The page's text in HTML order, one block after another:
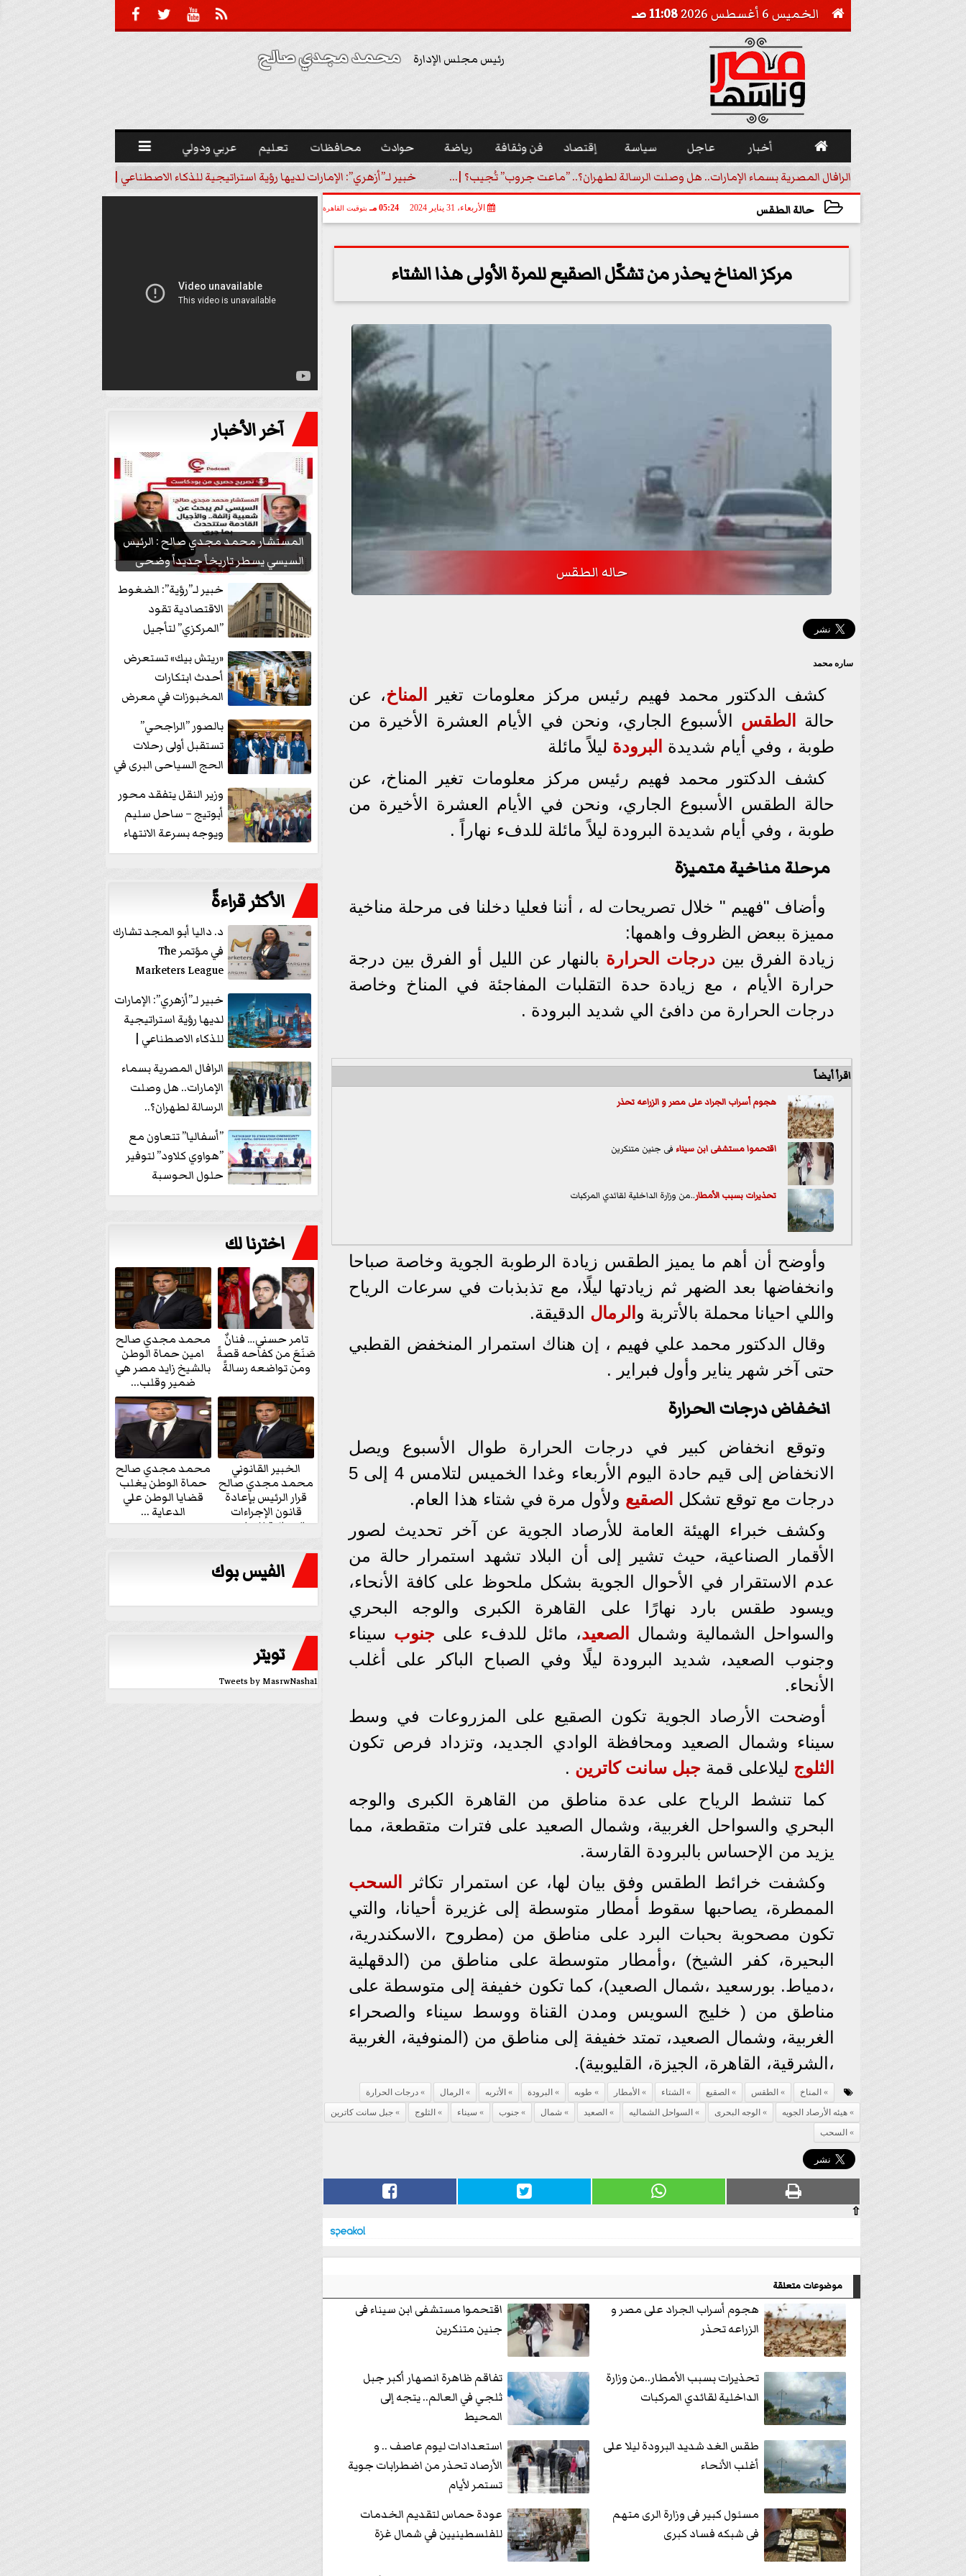
  

 الخميس 6 أغسطس 2026 11:08 صـ
رئيس مجلس الإدارة محمد مجدي صالح
 أخبار عاجل سياسة إقتصاد فن وثقافة رياضة حوادث محافظات تعليم عربي ودولي 
الرافال المصرية بسماء الإمارات.. هل وصلت الرسالة لطهران؟.. ”ماعت جروب” تُجيب؟ |... خبير لـ”أزهري”: الإمارات لديها رؤية استراتيجية للذكاء الاصطناعي | فيديو
حالة الطقس الأربعاء، 31 يناير 2024 05:24 مـ بتوقيت القاهرة
مركز المناخ يحذر من تشكّل الصقيع للمرة الأولى هذا الشتاء
حاله الطقس
ساره محمد
كشف الدكتور محمد فهيم رئيس مركز معلومات تغير المناخ، عن
حالة
الطقس الأسبوع الجاري، ونحن في الأيام العشرة الأخيرة من
طوبة ، وفي أيام شديدة البرودة ليلاً مائلة
كشف الدكتور محمد فهيم رئيس مركز معلومات تغير المناخ، عن
حالة الطقس الأسبوع الجاري، ونحن في الأيام العشرة الأخيرة من
طوبة ، وفي أيام شديدة البرودة ليلاً مائلة للدفء نهاراً .
مرحلة مناخية متميزة
وأضاف "فهيم " خلال تصريحات له ، أننا فعليا دخلنا فى مرحلة مناخية
مميزة ببعض الظروف واهمها:
زيادة الفرق بيندرجات الحرارة بالنهار عن الليل أو الفرق بين درجة
حرارة الأيام ، مع زيادة حدة التقلبات المفاجئة في المناخ وخاصة
درجات الحرارة من دافئ الي شديد البرودة .
اقرأ أيضاً
هجوم أسراب الجراد على مصر و الزراعه تحذر
اقتحموا مستشفى ابن سيناء فى جنين متنكرين
تحذيرات بسبب الأمطار..من وزارة الداخلية لقائدي المركبات
وأوضح أن أهم ما يميز الطقس زيادة الرطوبة الجوية وخاصة صباحا
وانخفاضها بعد الضهر ثم زيادتها ليلًا، مع تذبذبات في سرعات الرياح
واللي احيانا محملة بالأتربة و الرمال الدقيقة.
وقال الدكتور محمد علي فهيم ، إن هناك استمرار المنخفض القطبي
حتى آخر شهر يناير وأول فبراير .
انخفاض درجات الحرارة
وتوقع انخفاض كبير في درجات الحرارة طوال الأسبوع ويصل
الانخفاض إلى قيم حادة اليوم الأربعاء وغدا الخميس لتلامس 4 إلى 5
درجات مع توقع تشكل الصقيع ولأول مرة في شتاء هذا العام.
وكشف خبراء الهيئة العامة للأرصاد الجوية عن آخر تحديث لصور
الأقمار الصناعية، حيث تشير إلى أن البلاد تشهد استمرار حالة من
عدم الاستقرار في الأحوال الجوية بشكل ملحوظ على كافة الأنحاء،
ويسود طقس بارد نهارًا على القاهرة الكبرى والوجه البحري
والسواحل الشمالية وشمال
الصعيد، مائل للدفء على جنوب سيناء
وجنوب الصعيد، شديد البرودة ليلًا وفي الصباح الباكر على أغلب
الأنحاء.
أوضحت الأرصاد الجوية تكون الصقيع على المزروعات في وسط
سيناء وشمال الصعيد ومحافظة الوادي الجديد، وتزداد فرص تكون
الثلوج ليلاعلى قمة جبل سانت كاترين .
كما تنشط الرياح على عدة مناطق من القاهرة الكبرى والوجه
البحري والسواحل الغربية، وشمال الصعيد على فترات متقطعة، مما
يزيد من الإحساس بالبرودة القارسة.
وكشفت خرائط الطقس وفق بيان لها، عن استمرار تكاثر
السحب
الممطرة، يصاحبها سقوط أمطار متوسطة إلى غزيرة أحيانا، والتي
تكون مصحوبة بحبات البرد على مناطق من (مطروح ،الاسكندرية،
البحيرة، كفر الشيخ) ،وأمطار متوسطة على مناطق من (الدقهلية
،دمياط. بورسعيد ،شمال الصعيد)، كما تكون خفيفة إلى متوسطة على
مناطق من ( خليج السويس ومدن القناة ووسط سيناء والصحراء
الغربية، وشمال الصعيد، تمتد خفيفة إلى مناطق من (المنوفية، الغربية
،الشرقية، القاهرة، الجيزة، القليوبية).
المناخ الطقس الصقيع الشتاء الأمطار طوبه البرودة الأتربه الرمال
درجات الحرارة
هيئه الأرصاد الجويه
الوجه البحرى السواحل الشماليه الصعيد شمال جنوب سيناء الثلوج
جبل سانت كاترين
السحب
⇧
موضوعات متعلقة
هجوم أسراب الجراد على مصر و
الزراعه تحذر
اقتحموا مستشفى ابن سيناء فى
جنين متنكرين
تحذيرات بسبب الأمطار..من وزارة
الداخلية لقائدي المركبات
تفاقم ظاهرة انصهار أكبر جبل
ثلجي في العالم.. يتجه إلى
المحيط
طقس الغد شديد البرودة ليلا على
أغلب الأنحاء
استعدادات ليوم عاصف .. و
الأرصاد تحذر من اضطرابات جوية
تستمر لأيام
مسئول كبير فى وزارة الرى متهم
فى شبكه فساد كبرى
عودة حماس لتقديم الخدمات
للفلسطينيين في شمال غزة
آخر الأخبار
المستشار محمد مجدي صالح : الرئيس
السيسي يسطر تاريخاً جديداً وضحى
بشعبيته...
خبير لـ”رؤية”: الضغوط
الاقتصادية تقود
”المركزي” لتأجيل
«ريتش بيك» تستعرض
أحدث ابتكارات
المخبوزات في معرض
منتجات...
بالصور ”الراجحي”
تستقبل أولى رحلات
الحج السياحى البرى في
وزير النقل يتفقد محور
أبوتيج – ساحل سليم
ويوجه بسرعة الانتهاء
من...
الأكثر قراءةً
د. داليا أبو المجد تشارك
في مؤتمر The
Marketers League
وتدير جلسة...
خبير لـ”أزهري”: الإمارات
لديها رؤية استراتيجية
للذكاء الاصطناعي |
الرافال المصرية بسماء
الإمارات.. هل وصلت
الرسالة لطهران؟..
”ماعت جروب” تُجيب؟
|...
”أسفاليا” تتعاون مع
”هواوي كلاود” لتوفير
حلول الحوسبة
السحابية والأمن
اخترنا لك
تامر حسني… فنانٌ
صَنَعَ من كفاحه قصةً
ومن تواضعه رسالةً
محمد مجدي صالح
امين حماة الوطن
بالشيخ زايد مصر هي
ضمير وقلب...
الخبير القانوني
محمد مجدي صالح
قرار الرئيس بإعادة
قانون الإجراءات
الجنائية للنواب...
محمد مجدي صالح
حماة الوطن يغلب
قضايا الوطن علي
الدعاية ...
الفيس بوك
تويتر
Tweets by MasrwNasha1